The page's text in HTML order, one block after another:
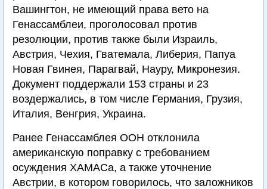
Вашингтон, не имеющий права вето на
Генассамблеи, проголосовал против
резолюции, против также были Израиль,
Австрия, Чехия, Гватемала, Либерия, Папуа
Новая Гвинея, Парагвай, Науру, Микронезия.
Документ поддержали 153 страны и 23
воздержались, в том числе Германия, Грузия,
Италия, Венгрия, Украина.
Ранее Генассамблея ООН отклонила
американскую поправку с требованием
осуждения ХАМАСа, а также уточнение
Австрии, в котором говорилось, что заложников